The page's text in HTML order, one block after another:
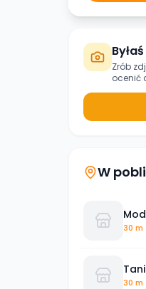
Zrób
ocenić
W
30 m
30 m